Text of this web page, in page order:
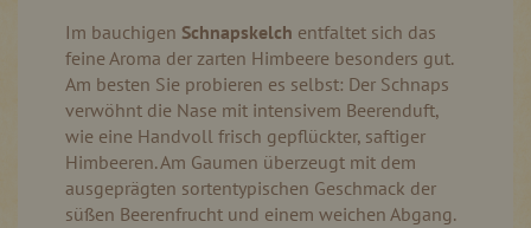
Im bauchigen Schnapskelch entfaltet sich das
feine Aroma der zarten Himbeere besonders gut.
Am besten Sie probieren es selbst: Der Schnaps
verwöhnt die Nase mit intensivem Beerenduft,
wie eine Handvoll frisch gepflückter, saftiger
Himbeeren. Am Gaumen überzeugt mit dem
ausgeprägten sortentypischen Geschmack der
süßen Beerenfrucht und einem weichen Abgang.